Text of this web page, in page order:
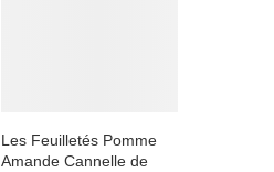
Les Feuilletés Pomme
Amande Cannelle de